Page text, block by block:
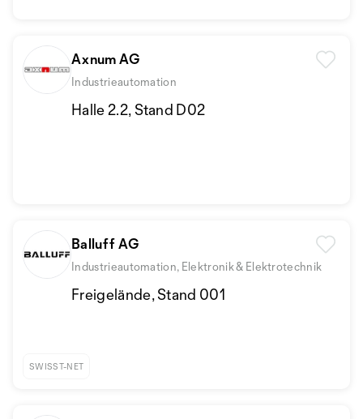
Axnum AG
Industrieautomation
Halle 2.2, Stand D02
Balluff AG
Industrieautomation, Elektronik & Elektrotechnik
Freigelände, Stand 001
SWISST-NET